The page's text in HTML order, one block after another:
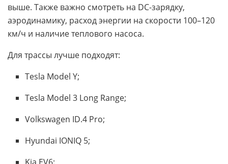
выше. Также важно смотреть на DC-зарядку,
аэродинамику, расход энергии на скорости 100–120
км/ч и наличие теплового насоса.
Для трассы лучше подходят:
Tesla Model Y;
Tesla Model 3 Long Range;
Volkswagen ID.4 Pro;
Hyundai IONIQ 5;
Kia EV6;